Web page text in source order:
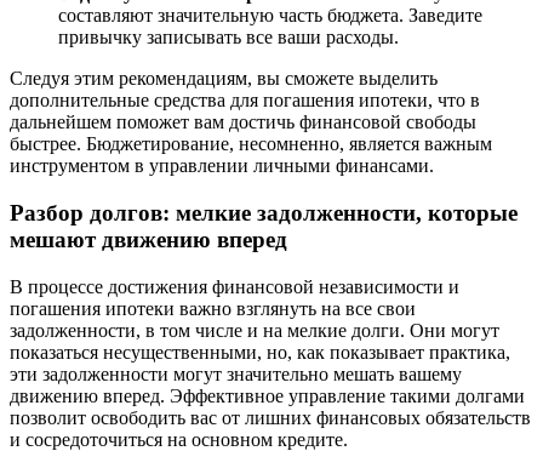
составляют значительную часть бюджета. Заведите
привычку записывать все ваши расходы.
Следуя этим рекомендациям, вы сможете выделить
дополнительные средства для погашения ипотеки, что в
дальнейшем поможет вам достичь финансовой свободы
быстрее. Бюджетирование, несомненно, является важным
инструментом в управлении личными финансами.
Разбор долгов: мелкие задолженности, которые
мешают движению вперед
В процессе достижения финансовой независимости и
погашения ипотеки важно взглянуть на все свои
задолженности, в том числе и на мелкие долги. Они могут
показаться несущественными, но, как показывает практика,
эти задолженности могут значительно мешать вашему
движению вперед. Эффективное управление такими долгами
позволит освободить вас от лишних финансовых обязательств
и сосредоточиться на основном кредите.